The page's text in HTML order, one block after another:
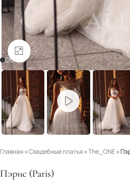
Увеличить
Главная »Свадебные платья »The_ONE»
Пэрис (Paris)